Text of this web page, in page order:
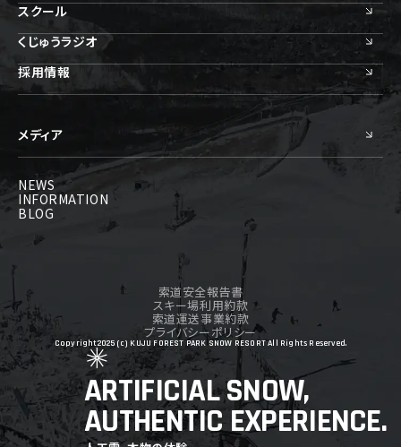
スクール
くじゅうラジオ
採用情報
メディア
NEWS
INFORMATION
BLOG
ARTIFICIAL SNOW,
AUTHENTIC EXPERIENCE.
索道安全報告書
スキー場利用約款
索道運送事業約款
プライバシーポリシー
Copyright2025 (c) KUJU FOREST PARK SNOW RESORT All Rights Reserved.